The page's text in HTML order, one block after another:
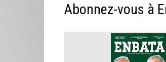
Abonnez-vous à